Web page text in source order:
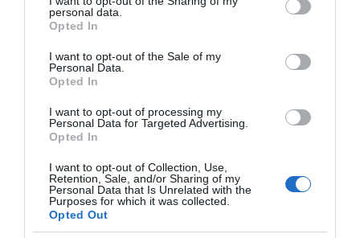
grant or deny consent to Google and its third-party tags to
use your data for below specified purposes in below Google
consent section.
personal data.
Opted In
I want to opt-out of the Sale of my
Personal Data.
Opted In
I want to opt-out of processing my
Personal Data for Targeted Advertising.
Opted In
I want to opt-out of Collection, Use,
Retention, Sale, and/or Sharing of my
Personal Data that Is Unrelated with the
Purposes for which it was collected.
Opted Out
συνεχίσει να επενδύει στην Ελλάδα, τους
ανθρώπους, την καινοτομία και την κοινωνική
πρόοδο.